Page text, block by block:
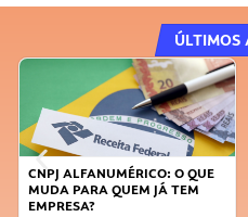
ÚLTIMOS
CNPJ ALFANUMÉRICO: O QUE
MUDA PARA QUEM JÁ TEM
EMPRESA?